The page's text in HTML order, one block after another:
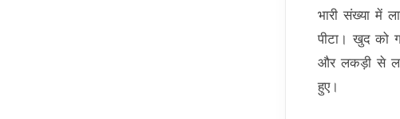
भारी संख्या में
पीटा। खुद को
और लकड़ी से
हुए।